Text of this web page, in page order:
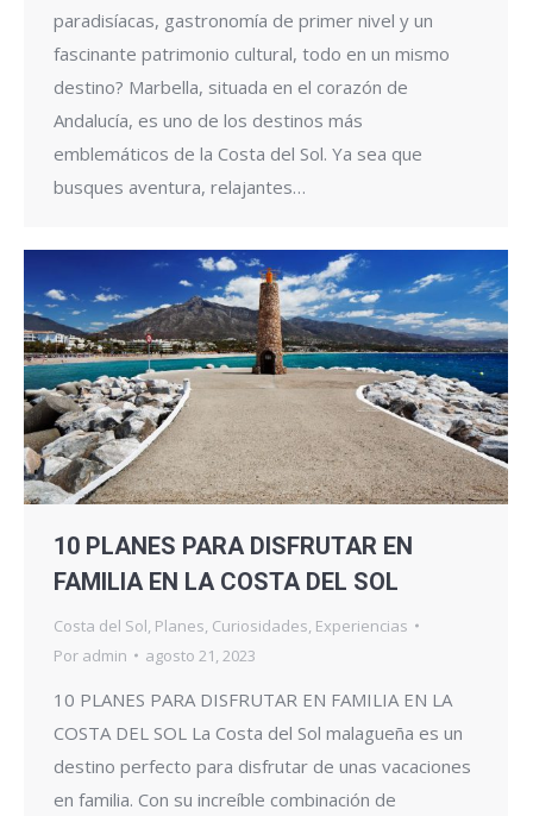
paradisíacas, gastronomía de primer nivel y un
fascinante patrimonio cultural, todo en un mismo
destino? Marbella, situada en el corazón de
Andalucía, es uno de los destinos más
emblemáticos de la Costa del Sol. Ya sea que
busques aventura, relajantes…
10 PLANES PARA DISFRUTAR EN
FAMILIA EN LA COSTA DEL SOL
Costa del Sol Planes Curiosidades Experiencias
Por admin agosto 21, 2023
10 PLANES PARA DISFRUTAR EN FAMILIA EN LA
COSTA DEL SOL La Costa del Sol malagueña es un
destino perfecto para disfrutar de unas vacaciones
en familia. Con su increíble combinación de